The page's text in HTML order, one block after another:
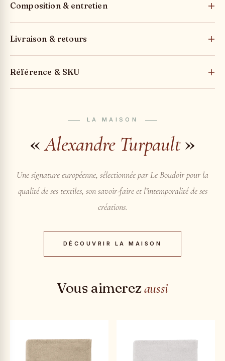
Composition & entretien
Livraison & retours
Référence & SKU
LA MAISON
«Alexandre Turpault»
Une signature européenne, sélectionnée par Le Boudoir pour la
qualité de ses textiles, son savoir-faire et l’intemporalité de ses
créations.
DÉCOUVRIR LA MAISON
Vous aimerezaussi